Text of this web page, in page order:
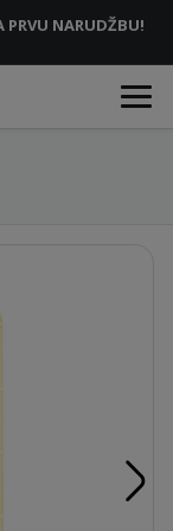
PRVU NARUDŽBU!